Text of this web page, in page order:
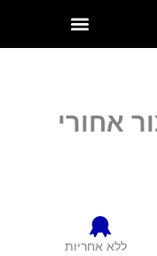
אחורי
ללא אחריות